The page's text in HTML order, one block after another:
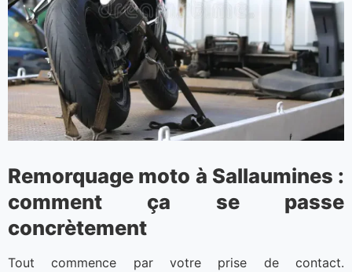
Remorquage moto à Sallaumines :
comment ça se passe
concrètement
Tout commence par votre prise de contact.